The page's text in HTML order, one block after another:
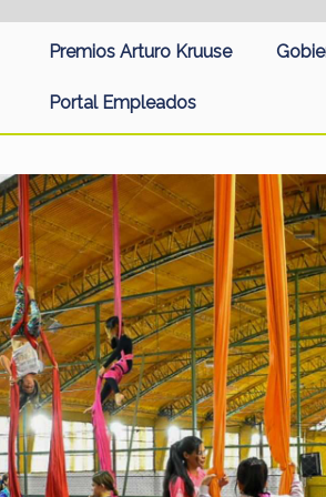
Premios Arturo Kruuse
Portal Empleados